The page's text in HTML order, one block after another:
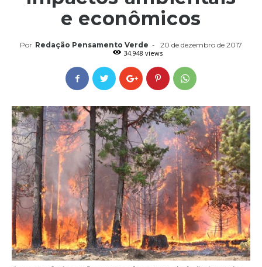
e econômicos
Por Redação Pensamento Verde -
20 de dezembro de 2017
34.948 views